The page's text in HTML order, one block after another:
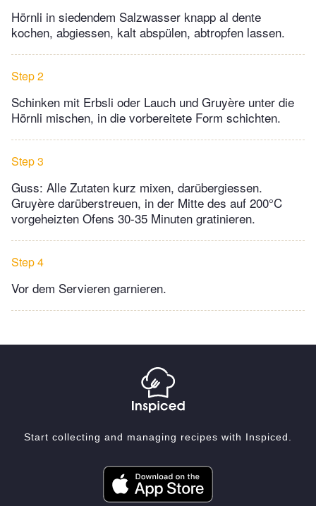
Hörnli in siedendem Salzwasser knapp al dente
kochen, abgiessen, kalt abspülen, abtropfen lassen.
Step 2
Schinken mit Erbsli oder Lauch und Gruyère unter die
Hörnli mischen, in die vorbereitete Form schichten.
Step 3
Guss: Alle Zutaten kurz mixen, darübergiessen.
Gruyère darüberstreuen, in der Mitte des auf 200°C
vorgeheizten Ofens 30-35 Minuten gratinieren.
Step 4
Vor dem Servieren garnieren.
Start collecting and managing recipes with Inspiced.